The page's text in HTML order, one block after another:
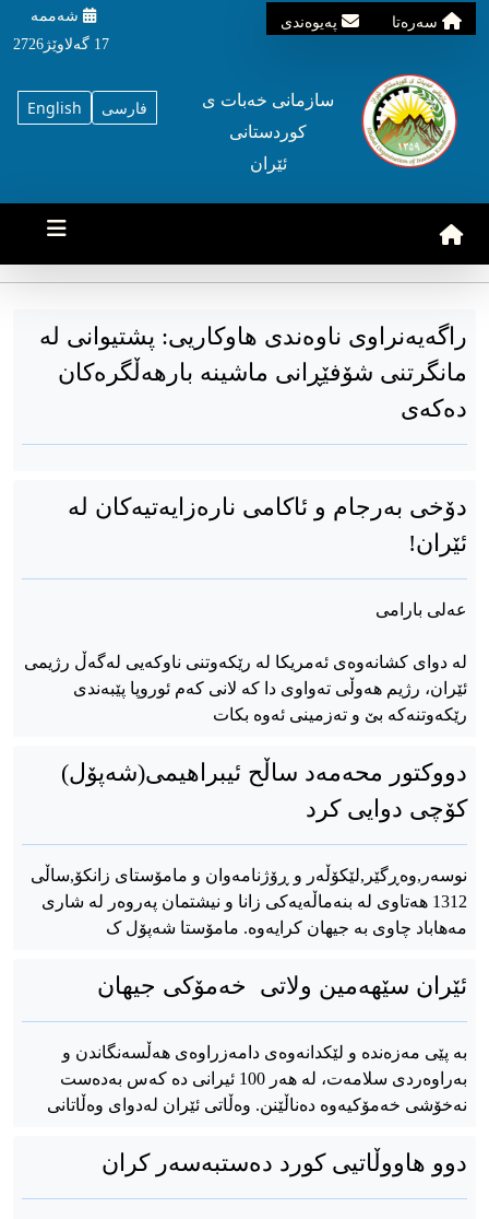
سه‌ره‌تا په‌یوه‌ندی
شه‌ممه‌
17 گه‌لاوێژ2726
English فارسی
سازمانی خه‌بات ی
کوردستانی
ئێران
راگەیەنراوی ناوەندی هاوکاریی: پشتیوانی لە
مانگرتنی شۆفێڕانی ماشینە بارهەڵگرەکان
دەکەی
دۆخی بەرجام و ئاکامی نارەزایەتیەکان لە
ئێران!
عەلی بارامی
لە دوای کشانەوەی ئەمریکا لە رێکەوتنی ناوکەیی لەگەڵ رژیمی
ئێران، رژیم هەوڵی تەواوی دا کە لانی کەم ئوروپا پێبەندی
رێکەوتنەکە بێ و تەزمینی ئەوە بکات
دووکتور محەمەد ساڵح ئیبراهیمی(شەپۆل)
کۆچی دوایی کرد
نوسەر,وەڕگێر,لێکۆڵەر و ڕۆژنامەوان و مامۆستای زانکۆ,ساڵی
1312 هەتاوی لە بنەماڵەیەکی زانا و نیشتمان پەروەر لە شاری
مەهاباد چاوی بە جیهان کرایەوە. مامۆستا شەپۆل ک
ئێران سێهەمین ولاتی خەمۆکی جیهان
بە پێی مەزەندە و لێکدانەوەی دامەزراوەی هەڵسەنگاندن و
بەراوەردی سلامەت، لە هەر 100 ئیرانی دە کەس بەدەست
نەخۆشی خەمۆکیەوە دەناڵێنن. وەڵاتی ئێران لەدوای وەڵاتانی
دوو هاووڵاتیی کورد دەستبەسەر کران